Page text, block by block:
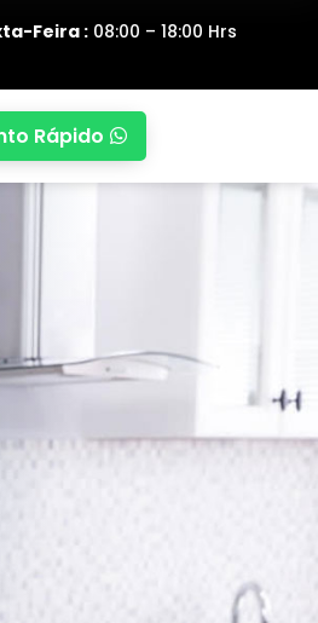
Feira :08:00 – 18:00 Hrs
Rápido 